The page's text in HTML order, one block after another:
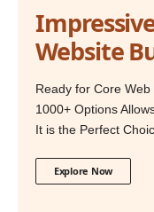
Website
Ready for Core
1000+ Options
It is the Perfect
Explore Now